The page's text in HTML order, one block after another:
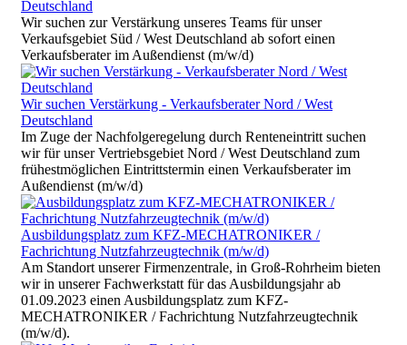
Deutschland
Wir suchen zur Verstärkung unseres Teams für unser
Verkaufsgebiet Süd / West Deutschland ab sofort einen
Verkaufsberater im Außendienst (m/w/d)
Wir suchen Verstärkung - Verkaufsberater Nord / West
Deutschland
Im Zuge der Nachfolgeregelung durch Renteneintritt suchen
wir für unser Vertriebsgebiet Nord / West Deutschland zum
frühestmöglichen Eintrittstermin einen Verkaufsberater im
Außendienst (m/w/d)
Ausbildungsplatz zum KFZ-MECHATRONIKER /
Fachrichtung Nutzfahrzeugtechnik (m/w/d)
Am Standort unserer Firmenzentrale, in Groß-Rohrheim bieten
wir in unserer Fachwerkstatt für das Ausbildungsjahr ab
01.09.2023 einen Ausbildungsplatz zum KFZ-
MECHATRONIKER / Fachrichtung Nutzfahrzeugtechnik
(m/w/d).